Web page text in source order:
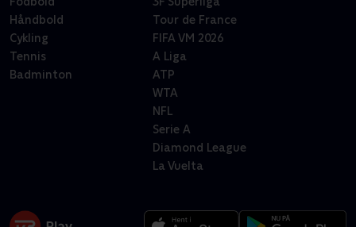
Håndbold
Cykling
Tennis
Badminton
Tour de France
FIFA VM 2026
A Liga
ATP
WTA
NFL
Serie A
Diamond League
La Vuelta